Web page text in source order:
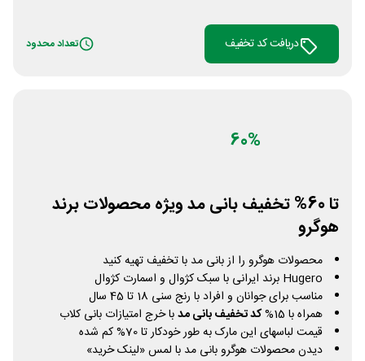
دریافت کد تخفیف تعداد محدود
60%
تا 60% تخفیف بانی مد ویژه محصولات برند
هوگرو
محصولات هوگرو را از بانی مد با تخفیف تهیه کنید
Hugero برند ایرانی با سبک کژوال و اسمارت کژوال
مناسب برای جوانان و افراد با رنج سنی 18 تا 45 سال
همراه با 15%
کد تخفیف بانی مدبا خرج امتیازات بانی کلاب
قیمت لباسهای این مارک به طور خودکار تا 70% کم شده
دیدن محصولات هوگرو بانی مد با لمس «لینک خرید»